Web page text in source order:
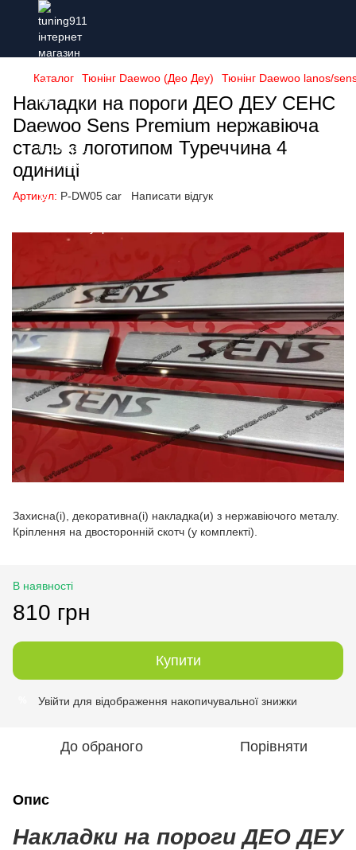
Каталог Тюнінг Daewoo (Део Деу) Тюнінг Daewoo lanos/
Накладки на пороги ДЕО ДЕУ СЕНС
Daewoo Sens Premium нержавіюча
сталь з логотипом Туреччина 4
одиниці
Артикул: P-DW05 car Написати відгук
Захисна(і), декоративна(і) накладка(и) з нержавіючого металу.
Кріплення на двосторонній скотч (у комплекті).
В наявності
810 грн
Купити
Увійти для відображення накопичувальної знижки
До обраного Порівняти
Опис
Накладки на пороги ДЕО ДЕУ